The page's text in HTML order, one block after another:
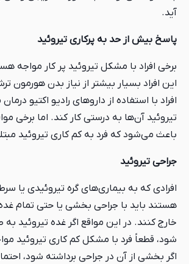
آید.
پاسخ بیش از حد به پرکاری تیروئید
برخی افراد با مشکل تیروئید پر کار مواجه
این افراد بسیار بیشتر از نیاز بدن هورمون
افراد با استفاده از داروهای رادیو اکتیو
تیروئید آن‌ها به درستی کار کند. اما برخی
باعث می‌شود که فرد به کم کاری تیروئید
جراحی تیروئید
افرادی که به بیماری‌های گره تیروئیدی یا
هستند باید با جراحی بخشی یا حتی تمام غده
خارج کنند. در این مواقع اگر غده تیروئید به
شود، قطعاً فرد با مشکل کم کاری تیروئید
اگر بخشی از آن در جراحی برداشته شود،